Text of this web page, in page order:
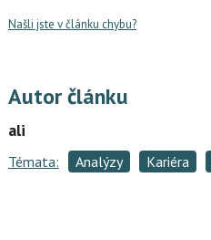
Našli jste v článku chybu?
Autor článku
ali
Témata: Analýzy Kariéra